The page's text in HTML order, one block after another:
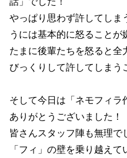
やっぱり思わず許してしま
うには基本的に怒ることが
たまに後輩たちを怒ると全
びっくりして許してしま
そして今日は「ネモフィラ
ありがとうございました！
皆さんスタッフ陣も無理で
「フィ」の壁を乗り越え